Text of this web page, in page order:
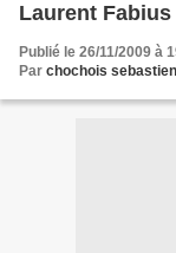
Laurent
Publié le 26/11/2009 à
Par chochois sebastien